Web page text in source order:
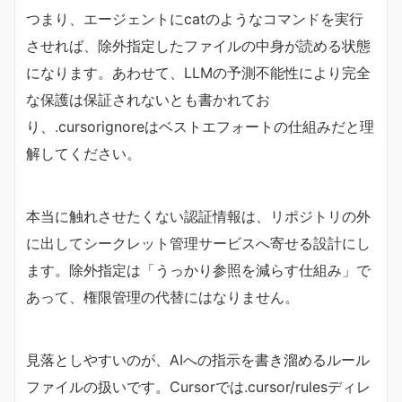
つまり、エージェントにcatのようなコマンドを実行
させれば、除外指定したファイルの中身が読める状態
になります。あわせて、LLMの予測不能性により完全
な保護は保証されないとも書かれてお
り、.cursorignoreはベストエフォートの仕組みだと理
解してください。
本当に触れさせたくない認証情報は、リポジトリの外
に出してシークレット管理サービスへ寄せる設計にし
ます。除外指定は「うっかり参照を減らす仕組み」で
あって、権限管理の代替にはなりません。
見落としやすいのが、AIへの指示を書き溜めるルール
ファイルの扱いです。Cursorでは.cursor/rulesディレ